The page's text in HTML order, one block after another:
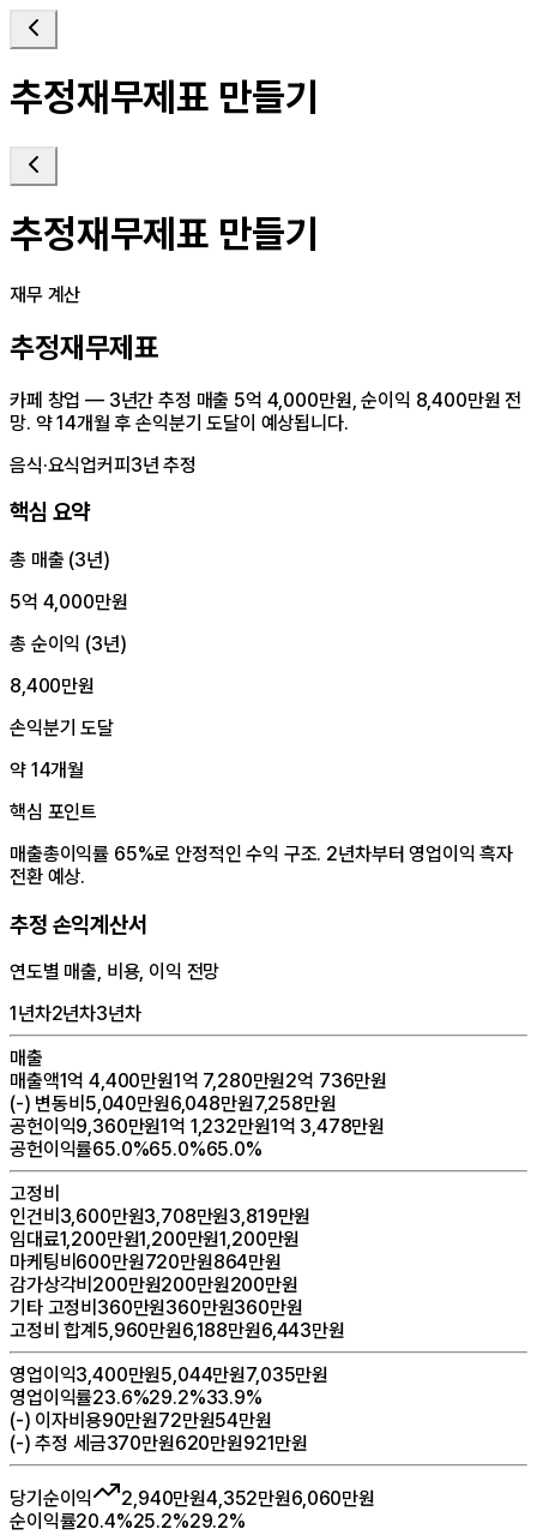
추정재무제표 만들기
추정재무제표 만들기
재무 계산
추정재무제표
카페 창업 — 3년간 추정 매출 5억 4,000만원, 순이익 8,400만원 전
망. 약 14개월 후 손익분기 도달이 예상됩니다.
음식·요식업커피 3년 추정
핵심 요약
총 매출 (3년)
5억 4,000만원
총 순이익 (3년)
8,400만원
손익분기 도달
약 14개월
핵심 포인트
매출총이익률 65%로 안정적인 수익 구조. 2년차부터 영업이익 흑자
전환 예상.
추정 손익계산서
연도별 매출, 비용, 이익 전망
1년차2년차3년차
매출
매출액1억 4,400만원1억 7,280만원2억 736만원
(-) 변동비 5,040만원6,048만원7,258만원
공헌이익9,360만원1억 1,232만원1억 3,478만원
공헌이익률65.0%65.0%65.0%
고정비
인건비 3,600만원3,708만원3,819만원
임대료1,200만원1,200만원1,200만원
마케팅비 600만원720만원864만원
감가상각비 200만원200만원200만원
기타 고정비 360만원360만원360만원
고정비 합계 5,960만원6,188만원6,443만원
영업이익3,400만원5,044만원7,035만원
영업이익률23.6%29.2%33.9%
(-) 이자비용90만원72만원54만원
(-) 추정 세금370만원620만원921만원
당기순이익 2,940만원4,352만원6,060만원
순이익률20.4%25.2%29.2%